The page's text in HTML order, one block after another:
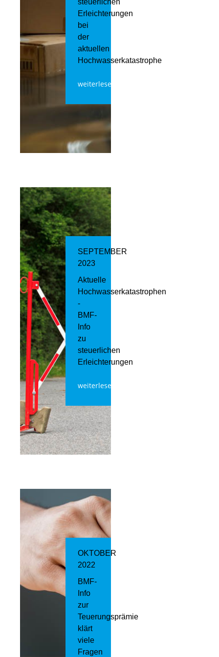
Erleichterungen
bei
der
aktuellen
Hochwasserkatastrophe
weiterlesen
SEPTEMBER
2023
Aktuelle
Hochwasserkatastrophen
-
BMF-
Info
zu
steuerlichen
Erleichterungen
weiterlesen
OKTOBER
2022
BMF-
Info
zur
Teuerungsprämie
klärt
viele
Fragen